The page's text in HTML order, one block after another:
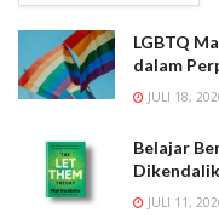
LGBTQ
dalam
JULI 18,
Belajar
JULI 11,